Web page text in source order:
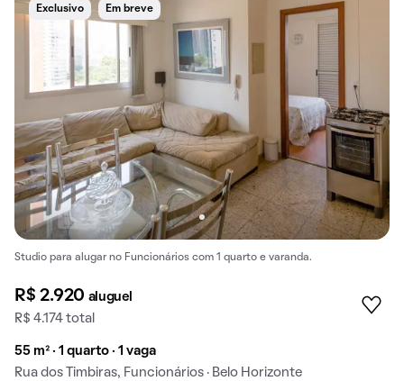
Exclusivo Em breve
Studio para alugar no Funcionários com 1 quarto e varanda.
R$ 2.920 aluguel
R$ 4.174 total
55 m² · 1 quarto · 1 vaga
Rua dos Timbiras, Funcionários · Belo Horizonte